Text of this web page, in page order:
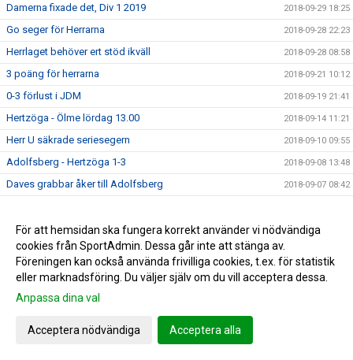
Damerna fixade det, Div 1 2019 2018-09-29 18:25
Go seger för Herrarna 2018-09-28 22:23
Herrlaget behöver ert stöd ikväll 2018-09-28 08:58
3 poäng för herrarna 2018-09-21 10:12
0-3 förlust i JDM 2018-09-19 21:41
Hertzöga - Ölme lördag 13.00 2018-09-14 11:21
Herr U säkrade seriesegern 2018-09-10 09:55
Adolfsberg - Hertzöga 1-3 2018-09-08 13:48
Daves grabbar åker till Adolfsberg 2018-09-07 08:42
Ödesmatch för herrlaget 2018-08-31 12:48
Pontus Johansson och Maria Busk inspirerar 2018-08-28 12:22
Utlottade priser från Målkronan 2018-08-20 08:33
Tung förlust för herrlaget mot FF
Seger 2-1 mot Bosna 92
För att hemsidan ska fungera korrekt använder vi nödvändiga
cookies från SportAdmin. Dessa går inte att stänga av.
Föreningen kan också använda frivilliga cookies, t.ex. för statistik
eller marknadsföring. Du väljer själv om du vill acceptera dessa.
Anpassa dina val
Acceptera nödvändiga Acceptera alla